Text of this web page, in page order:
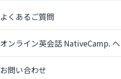
よくあるご質問
オンライン英会話 NativeCamp. へ
お問い合わせ